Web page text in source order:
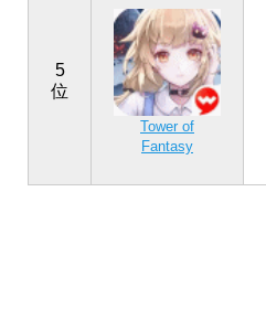
5
位
Tower of
Fantasy